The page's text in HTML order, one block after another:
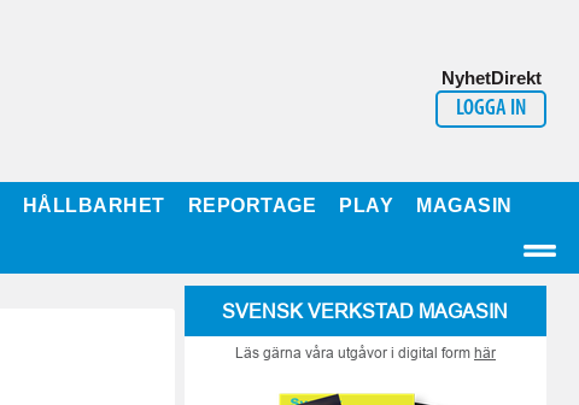
NyhetDirekt
LOGGA IN
HÅLLBARHET REPORTAGE PLAY MAGASIN
SVENSK VERKSTAD MAGASIN
Läs gärna våra utgåvor i digital form här